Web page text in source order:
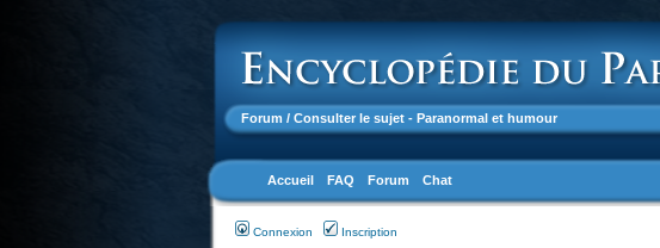
Forum / Consulter le sujet - Paranormal et humour
Accueil FAQ Forum Chat
Connexion Inscription